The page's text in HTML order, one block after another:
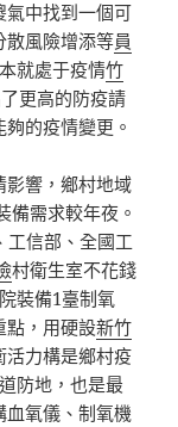
氣中找到一個可
散風險增添等員
就處于疫情竹
更高的防疫請
的疫情變更。
影響，鄉村地域
備需求較年夜。
工信部、全國工
村衛生室不花錢
裝備1臺制氧
點，用硬設新竹
活力構是鄉村疫
防地，也是最
血氧儀、制氧機